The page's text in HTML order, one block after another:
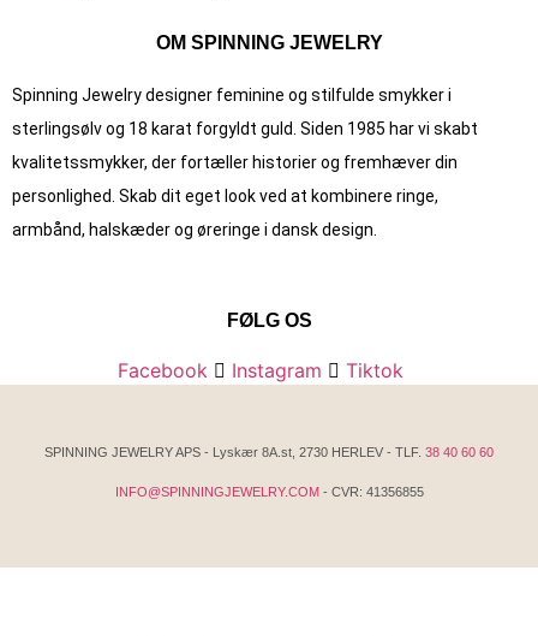
OM SPINNING JEWELRY
Spinning Jewelry designer feminine og stilfulde smykker i
sterlingsølv og 18 karat forgyldt guld. Siden 1985 har vi skabt
kvalitets­smykker, der fortæller historier og fremhæver din
personlighed. Skab dit eget look ved at kombinere ringe,
armbånd, halskæder og øreringe i dansk design.
FØLG OS
Facebook Instagram Tiktok
SPINNING JEWELRY APS - Lyskær 8A.st, 2730 HERLEV - TLF. 38 40 60 60
INFO@SPINNINGJEWELRY.COM - CVR: 41356855